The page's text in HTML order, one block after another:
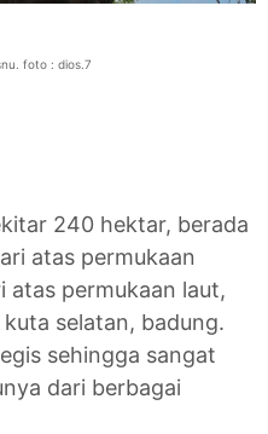
foto : dios.7
240 hektar, berada
atas permukaan
atas permukaan laut,
selatan, badung.
sehingga sangat
dari berbagai